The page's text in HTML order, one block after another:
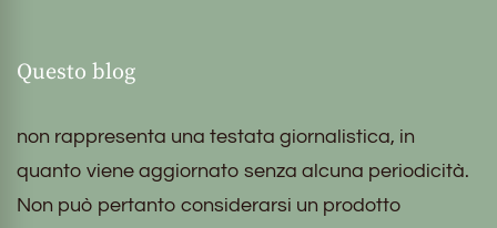
Questo blog
non rappresenta una testata giornalistica, in
quanto viene aggiornato senza alcuna periodicità.
Non può pertanto considerarsi un prodotto